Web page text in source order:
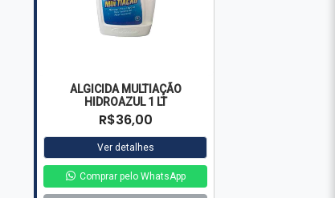
ALGICIDA MULTIAÇÃO
HIDROAZUL 1 LT
R$36,00
Ver detalhes
Comprar pelo WhatsApp